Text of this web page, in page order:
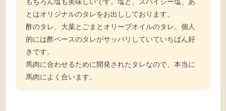
とはオリジナルのタレをお出ししております。
酢のタレ、大葉とごまとオリーブオイルのタレ。個人
的には酢ベースのタレがサッパリしていていちばん好
きです。
馬肉に合わせるために開発されたタレなので、本当に
馬肉によく合います。